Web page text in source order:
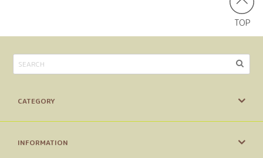
TOP
CATEGORY
INFORMATION